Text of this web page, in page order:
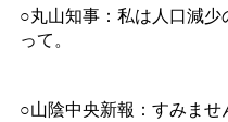
○丸山知事：私は人口減
って。
○山陰中央新報：すみませ